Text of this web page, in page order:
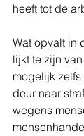
heeft tot de
Wat opvalt in
lijkt te zijn
mogelijk
deur naar
wegens